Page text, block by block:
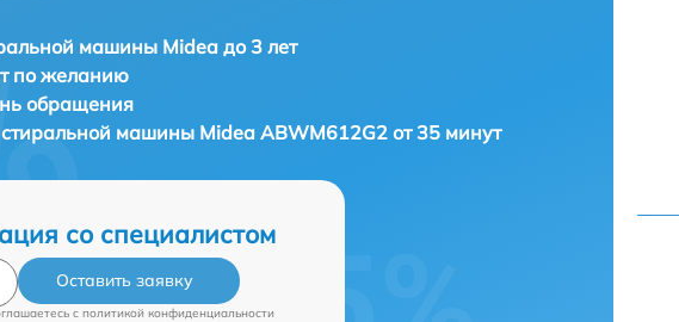
машины Midea до 3 лет
по желанию
обращения
машины Midea ABWM612G2 от 35 минут
со специалистом
Оставить заявку
c политикой конфиденциальности